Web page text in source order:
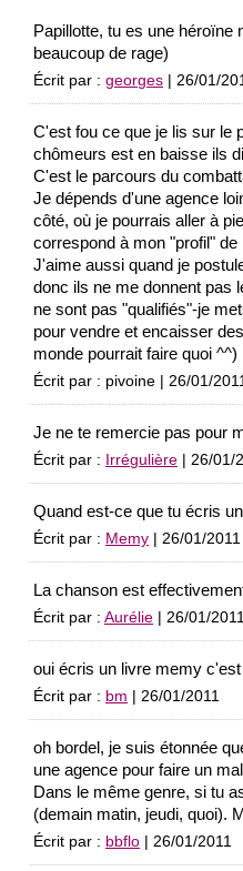
Papillotte, tu es une héroïne
beaucoup de rage)
Écrit par : georges | 26/01/
C'est fou ce que je lis sur le
chômeurs est en baisse ils
C'est le parcours du
Je dépends d'une agence
côté, où je pourrais aller à
correspond à mon "profil" de
J'aime aussi quand je
donc ils ne me donnent pas
ne sont pas "qualifiés"-je
pour vendre et encaisser
monde pourrait faire quoi ^^)
Écrit par : pivoine | 26/01/
Je ne te remercie pas pour
Écrit par : Irrégulière | 26/01/
Quand est-ce que tu écris
Écrit par : Memy | 26/01/2011
La chanson est
Écrit par : Aurélie | 26/01/
oui écris un livre memy
Écrit par : bm | 26/01/2011
oh bordel, je suis étonnée
une agence pour faire un
Dans le même genre, si tu
(demain matin, jeudi, quoi).
Écrit par : bbflo | 26/01/2011